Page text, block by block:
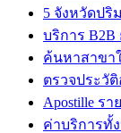
5 จังหวัดป
บริการ B2B
ค้นหาสาขา
ตรวจประวั
Apostille รา
ค่าบริการทั้